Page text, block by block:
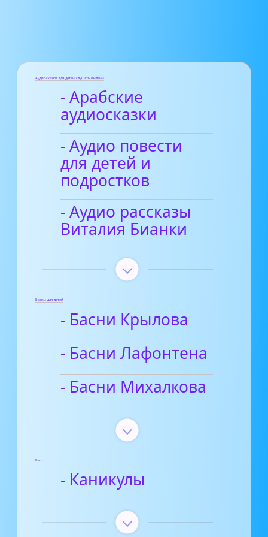
Аудиосказки для детей слушать онлайн
- Арабские
аудиосказки
- Аудио повести
для детей и
подростков
- Аудио рассказы
Виталия Бианки
Басни для детей
- Басни Крылова
- Басни Лафонтена
- Басни Михалкова
Блог
- Каникулы